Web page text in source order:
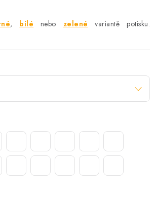
, bílé nebo zelené variantě potisku.